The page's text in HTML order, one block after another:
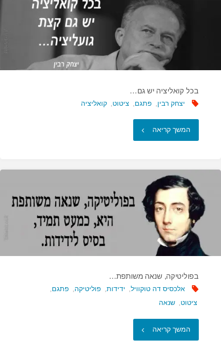
אנשים
מחיי…"
בכל קואליציה יש גם…
יצחק רבין פתגם ציטוט קואליציה
המשך קריאה "בכל
יש
גם…"
בפוליטיקה, שנאה משותפת…
אלכסיס דה טוקוויל, ידידות, פוליטיקה, פתגם,
ציטוט, שנאה
המשך קריאה "בפוליטיקה,